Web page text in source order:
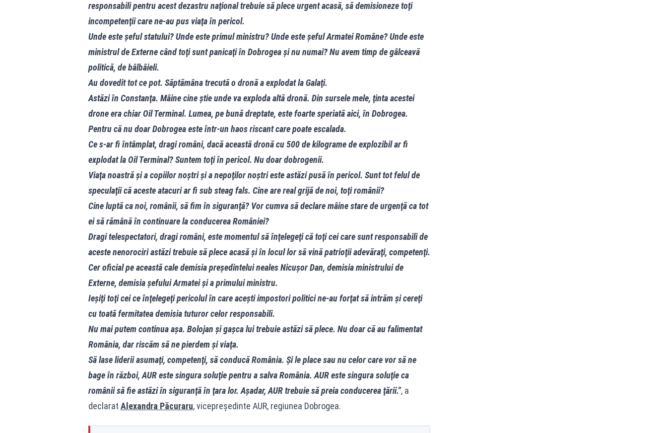
responsabili pentru acest dezastru naţional trebuie să plece urgent acasă, să demisioneze toţi
incompetenţii care ne-au pus viaţa în pericol.
Unde este şeful statului? Unde este primul ministru? Unde este şeful Armatei Române? Unde este
ministrul de Externe când toţi sunt panicaţi în Dobrogea şi nu numai? Nu avem timp de gâlceavă
politică, de bâlbâieli.
Au dovedit tot ce pot. Săptămâna trecută o dronă a explodat la Galaţi.
Astăzi în Constanţa. Mâine cine ştie unde va exploda altă dronă. Din sursele mele, ţinta acestei
drone era chiar Oil Terminal. Lumea, pe bună dreptate, este foarte speriată aici, în Dobrogea.
Pentru că nu doar Dobrogea este într-un haos riscant care poate escalada.
Ce s-ar fi întâmplat, dragi români, dacă această dronă cu 500 de kilograme de explozibil ar fi
explodat la Oil Terminal? Suntem toţi în pericol. Nu doar dobrogenii.
Viaţa noastră şi a copiilor noştri şi a nepoţilor noştri este astăzi pusă în pericol. Sunt tot felul de
speculaţii că aceste atacuri ar fi sub steag fals. Cine are real grijă de noi, toţi românii?
Cine luptă ca noi, românii, să fim în siguranţă? Vor cumva să declare mâine stare de urgenţă ca tot
ei să rămână în continuare la conducerea României?
Dragi telespectatori, dragi români, este momentul să înţelegeţi că toţi cei care sunt responsabili de
aceste nenorociri astăzi trebuie să plece acasă şi în locul lor să vină patrioţii adevăraţi, competenţi.
Cer oficial pe această cale demisia preşedintelui neales Nicuşor Dan, demisia ministrului de
Externe, demisia şefului Armatei şi a primului ministru.
Ieşiţi toţi cei ce înţelegeţi pericolul în care aceşti impostori politici ne-au forţat să intrăm şi cereţi
cu toată fermitatea demisia tuturor celor responsabili.
Nu mai putem continua aşa. Bolojan şi gaşca lui trebuie astăzi să plece. Nu doar că au falimentat
România, dar riscăm să ne pierdem şi viaţa.
Să lase liderii asumaţi, competenţi, să conducă România. Şi le place sau nu celor care vor să ne
bage în război, AUR este singura soluţie pentru a salva România. AUR este singura soluţie ca
românii să fie astăzi în siguranţă în ţara lor. Aşadar, AUR trebuie să preia conducerea ţării.”, a
declarat Alexandra Păcuraru, vicepreședinte AUR, regiunea Dobrogea.